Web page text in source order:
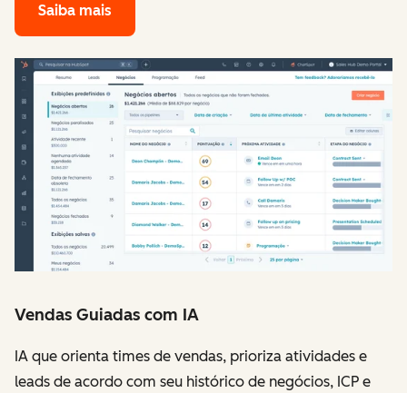
Saiba mais
Vendas Guiadas com IA
IA que orienta times de vendas, prioriza atividades e
leads de acordo com seu histórico de negócios, ICP e